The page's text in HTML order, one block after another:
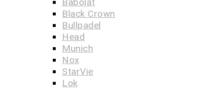
Black Crown
Bullpadel
Head
Munich
Nox
StarVie
Lok